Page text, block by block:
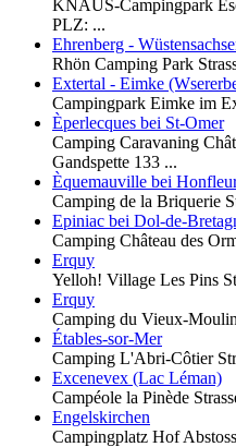
KNAUS-Campingpark
PLZ: ...
Ehrenberg -
Rhön Camping Park
Extertal - Eimke
Campingpark Eimke im
Èperlecques bei St-Omer
Camping Caravaning
Gandspette 133 ...
Èquemauville bei
Camping de la Briquerie
Epiniac bei Dol-de-
Camping Château des
Erquy
Yelloh! Village Les Pins
Erquy
Camping du Vieux-
Étables-sor-Mer
Camping L'Abri-Côtier
Excenevex (Lac Léman)
Campéole la Pinède
Engelskirchen
Campingplatz Hof